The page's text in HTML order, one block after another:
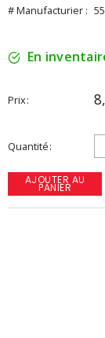
# Manufacturier :
En
Prix
Quantité
AJOUTER AU
PANIER